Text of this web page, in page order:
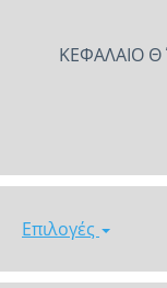
ΚΕΦΑΛΑΙΟ
Επιλογές